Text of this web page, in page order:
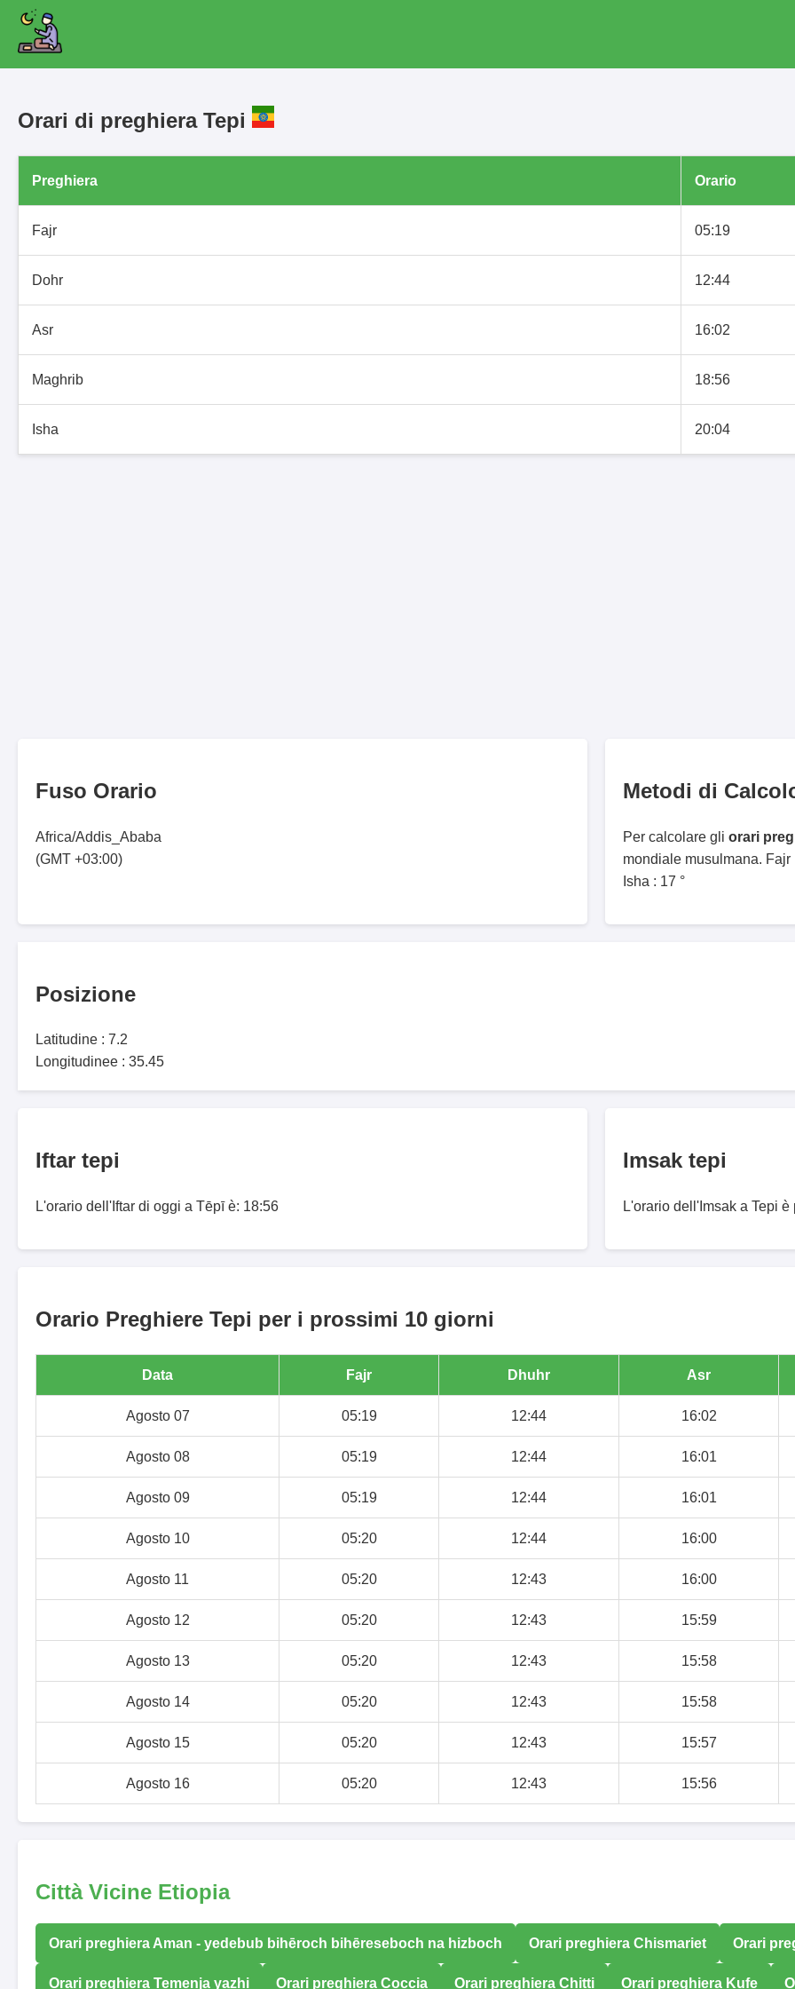
Orari di preghiera Tepi
Preghiera Orario
Fajr 05:19
Dohr 12:44
Asr 16:02
Maghrib 18:56
Isha 20:04
Fuso Orario
Africa/Addis_Ababa
(GMT +03:00)
Metodi di
Per calcolare gli orari
mondiale musulmana. Fajr
Isha : 17 °
Posizione
Latitudine : 7.2
Longitudinee : 35.45
Iftar tepi
L'orario dell'Iftar di oggi a Tēpī è: 18:56
Imsak tepi
L'orario dell'Imsak a Tepi
Orario Preghiere Tepi per i prossimi 10 giorni
Data Fajr Dhuhr Asr
Agosto 07 05:19 12:44 16:02
Agosto 08 05:19 12:44 16:01
Agosto 09 05:19 12:44 16:01
Agosto 10 05:20 12:44 16:00
Agosto 11 05:20 12:43 16:00
Agosto 12 05:20 12:43 15:59
Agosto 13 05:20 12:43 15:58
Agosto 14 05:20 12:43 15:58
Agosto 15 05:20 12:43 15:57
Agosto 16 05:20 12:43 15:56
Città Vicine Etiopia
Orari preghiera Aman - yedebub bihēroch bihēreseboch na hizboch Orari preghiera Chismariet Orari
Orari preghiera Temenja yazhi Orari preghiera Coccia Orari preghiera Chitti Orari preghiera Kufe